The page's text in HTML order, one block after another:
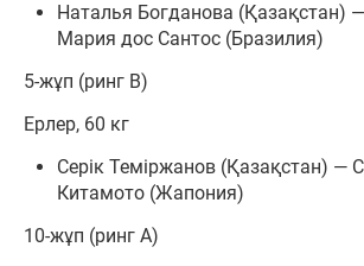
Наталья Богданова (Қазақстан)
Мария дос Сантос (Бразилия)
5-жұп (ринг В)
Ерлер, 60 кг
Серік Теміржанов (Қазақстан) —
Китамото (Жапония)
10-жұп (ринг А)